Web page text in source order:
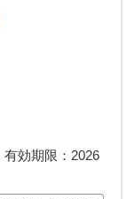
有効期限： 2026